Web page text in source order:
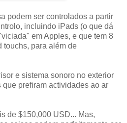
podem ser controlados a partir
incluindo iPads (o que dá
em Apples, e que tem 8
touchs, para além de
e sistema sonoro no exterior
que prefiram actividades ao ar
de $150,000 USD... Mas,